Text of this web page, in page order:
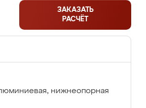
ЗАКАЗАТЬ
РАСЧЁТ
нижнеопорная